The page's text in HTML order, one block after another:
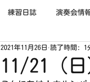
練習日誌 演奏会情
11/21（
2021年11月26日 読了時間: 1